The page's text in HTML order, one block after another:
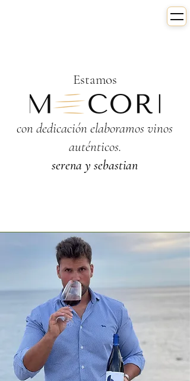
Estamos
con dedicación elaboramos vinos
auténticos.
serena y sebastian